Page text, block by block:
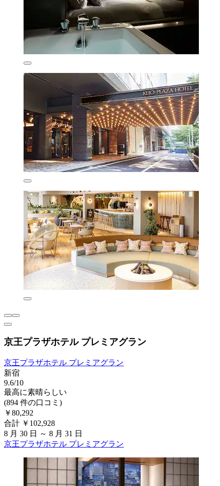
京王プラザホテル プレミアグラン
京王プラザホテル プレミアグラン
新宿
9.6/10
最高に素晴らしい
(894 件の口コミ)
￥80,292
合計 ￥102,928
8 月 30 日 ～ 8 月 31 日
京王プラザホテル プレミアグラン